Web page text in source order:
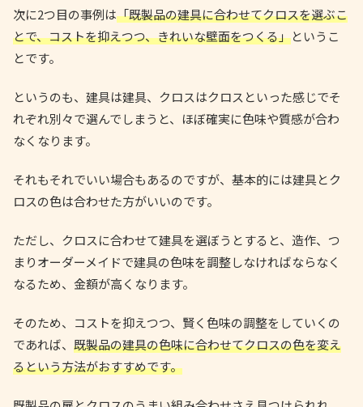
次に2つ目の事例は「既製品の建具に合わせてクロスを選ぶこ
とで、コストを抑えつつ、きれいな壁面をつくる」というこ
とです。
というのも、建具は建具、クロスはクロスといった感じでそ
れぞれ別々で選んでしまうと、ほぼ確実に色味や質感が合わ
なくなります。
それもそれでいい場合もあるのですが、基本的には建具とク
ロスの色は合わせた方がいいのです。
ただし、クロスに合わせて建具を選ぼうとすると、造作、つ
まりオーダーメイドで建具の色味を調整しなければならなく
なるため、金額が高くなります。
そのため、コストを抑えつつ、賢く色味の調整をしていくの
であれば、 既製品の建具の色味に合わせてクロスの色を変え
るという方法がおすすめです。